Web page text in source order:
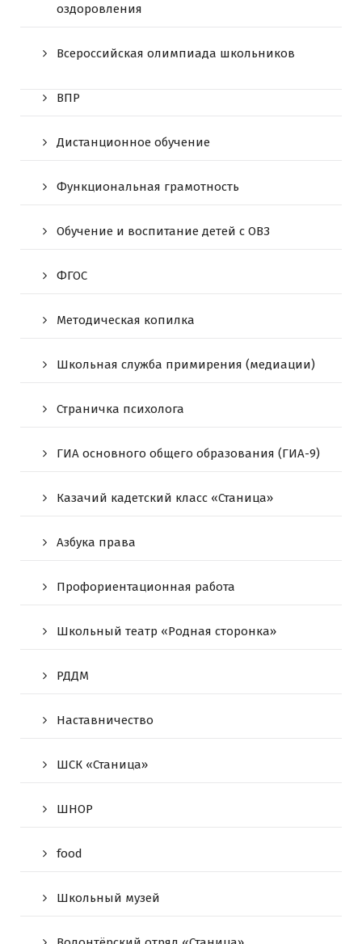
оздоровления
Всероссийская олимпиада школьников
ВПР
Дистанционное обучение
Функциональная грамотность
Обучение и воспитание детей с ОВЗ
ФГОС
Методическая копилка
Школьная служба примирения (медиации)
Страничка психолога
ГИА основного общего образования (ГИА-9)
Казачий кадетский класс «Станица»
Азбука права
Профориентационная работа
Школьный театр «Родная сторонка»
РДДМ
Наставничество
ШСК «Станица»
ШНОР
food
Школьный музей